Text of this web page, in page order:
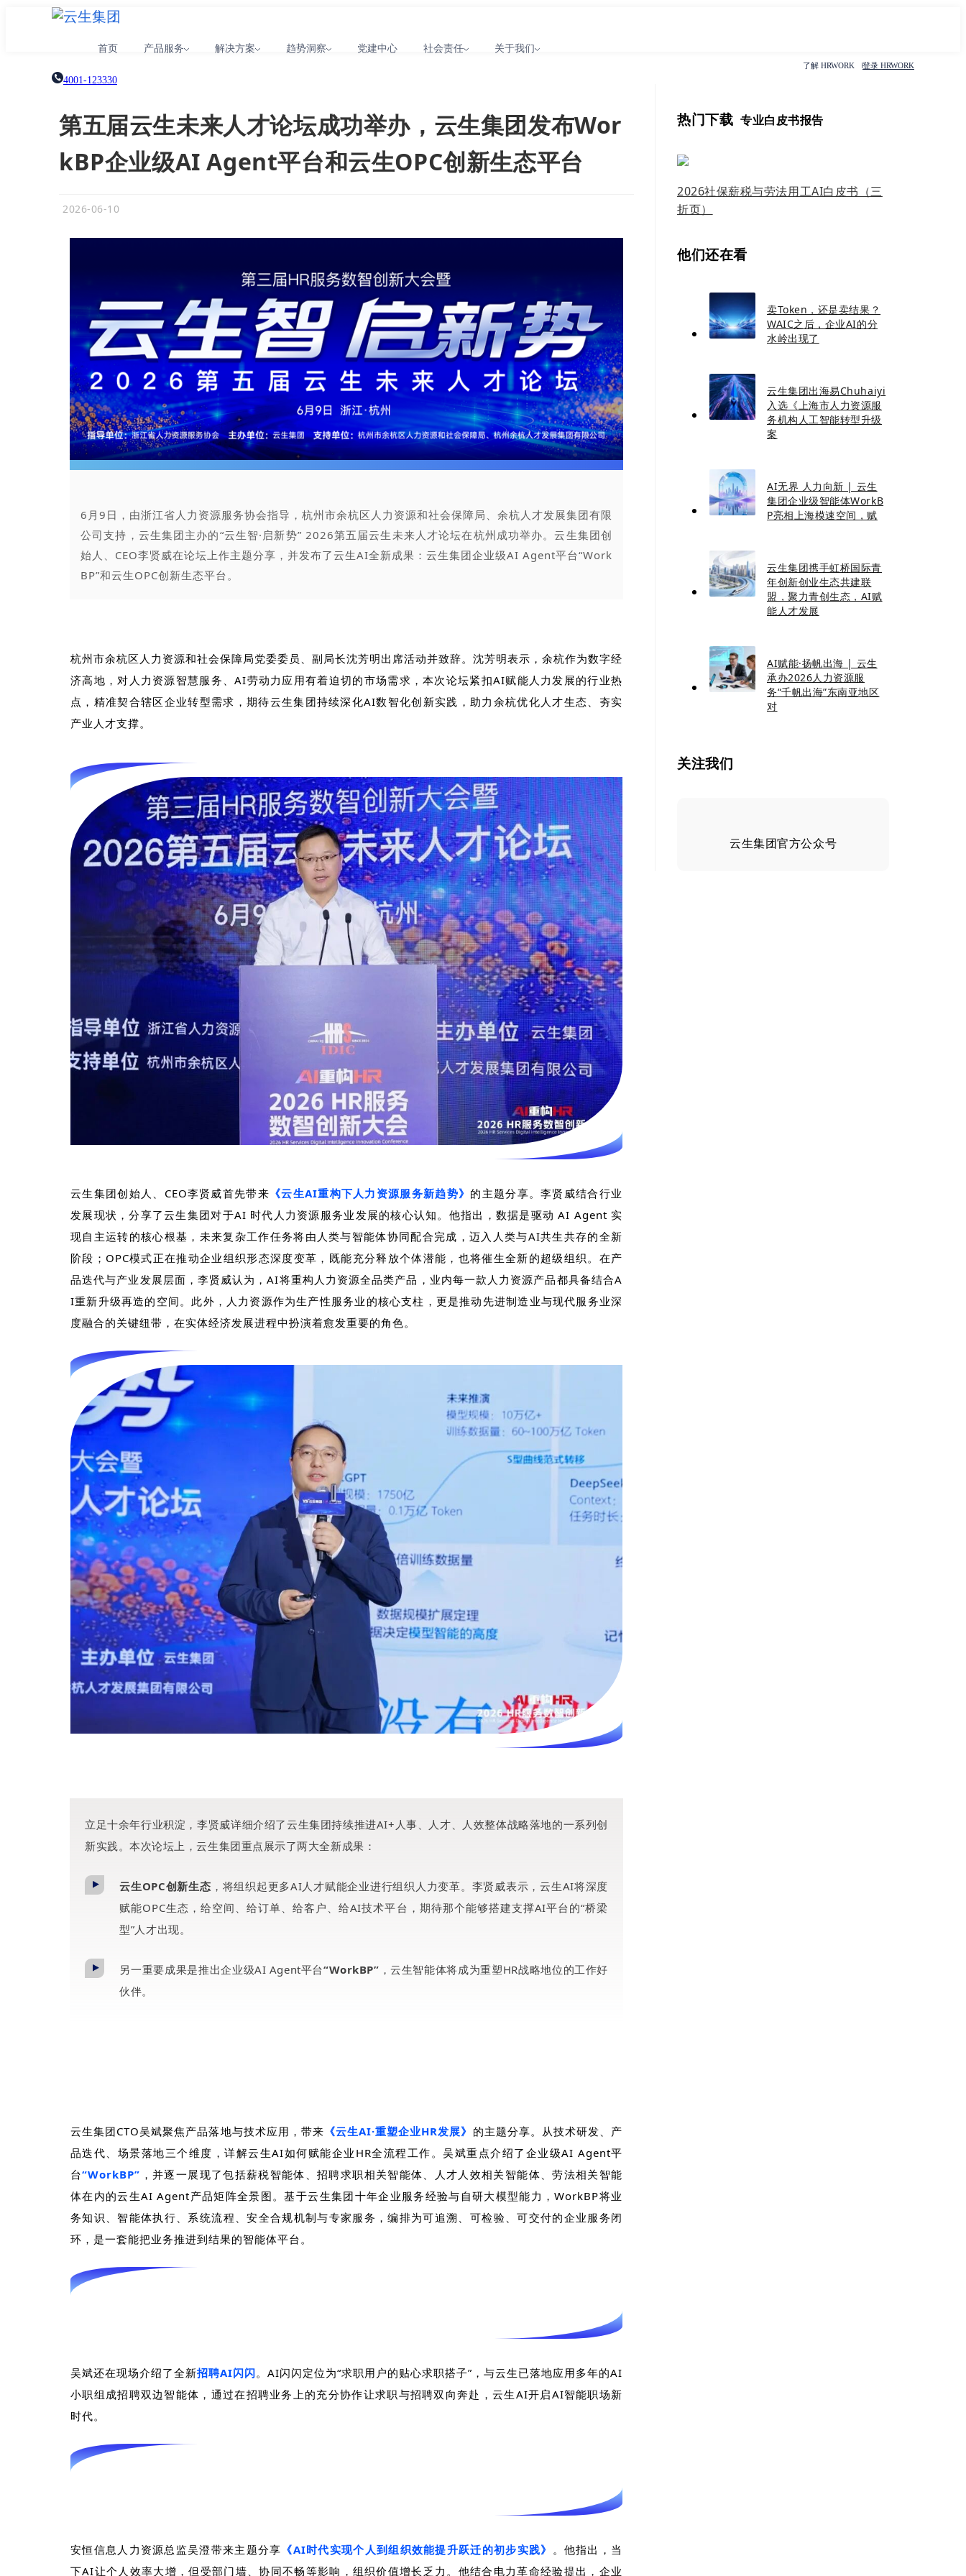
首页 产品服务 解决方案 趋势洞察 党建中心 社会责任 关于我们
了解 HRWORK 登录 HRWORK
4001-123330
第五届云生未来人才论坛成功举办，云生集团发布Wor
kBP企业级AI Agent平台和云生OPC创新生态平台
2026-06-10
6月9日，由浙江省人力资源服务协会指导，杭州市余杭区人力资源和社会保障局、余杭人才发展集团有限
公司支持，云生集团主办的“云生智·启新势” 2026第五届云生未来人才论坛在杭州成功举办。云生集团创
始人、CEO李贤威在论坛上作主题分享，并发布了云生AI全新成果：云生集团企业级AI Agent平台“Work
BP”和云生OPC创新生态平台。
杭州市余杭区人力资源和社会保障局党委委员、副局长沈芳明出席活动并致辞。沈芳明表示，余杭作为数字经
济高地，对人力资源智慧服务、AI劳动力应用有着迫切的市场需求，本次论坛紧扣AI赋能人力发展的行业热
点，精准契合辖区企业转型需求，期待云生集团持续深化AI数智化创新实践，助力余杭优化人才生态、夯实
产业人才支撑。
云生集团创始人、 CEO李贤威首先带来 《云生AI重构下人力资源服务新趋势》 的主题分享。李贤威结合行业
发展现状，分享了云生集团对于AI 时代人力资源服务业发展的核心认知。他指出，数据是驱动 AI Agent实
现自主运转的核心根基，未来复杂工作任务将由人类与智能体协同配合完成，迈入人类与AI共生共存的全新
阶段； OPC模式正在推动企业组织形态深度变革，既能充分释放个体潜能，也将催生全新的超级组织。在产
品迭代与产业发展层面，李贤威认为，AI将重构人力资源全品类产品，业内每一款人力资源产品都具备结合A
I重新升级再造的空间。此外，人力资源作为生产性服务业的核心支柱，更是推动先进制造业与现代服务业深
度融合的关键纽带，在实体经济发展进程中扮演着愈发重要的角色。
立足十余年行业积淀，李贤威详细介绍了云生集团持续推进AI+人事、人才、人效整体战略落地的一系列创
新实践。本次论坛上，云生集团重点展示了两大全新成果：
云生OPC创新生态 ，将组织起更多AI人才赋能企业进行组织人力变革。李贤威表示，云生AI将深度
赋能OPC生态，给空间、给订单、给客户、给AI技术平台，期待那个能够搭建支撑AI平台的“桥梁
型”人才出现。
另一重要成果是推出企业级AI Agent平台“WorkBP” ，云生智能体将成为重塑HR战略地位的工作好
伙伴。
云生集团CTO吴斌聚焦产品落地与技术应用，带来 《云生AI·重塑企业HR发展》 的主题分享。从技术研发、产
品迭代、场景落地三个维度，详解云生AI如何赋能企业 HR全流程工作。吴斌重点介绍了企业级AI Agent平
台“WorkBP” ，并逐一展现了包括薪税智能体、招聘求职相关智能体、人才人效相关智能体、劳法相关智能
体在内的云生AI Agent产品矩阵全景图。基于云生集团十年企业服务经验与自研大模型能力，WorkBP将业
务知识、智能体执行、系统流程、安全合规机制与专家服务，编排为可追溯、可检验、可交付的企业服务闭
环，是一套能把业务推进到结果的智能体平台。
吴斌还在现场介绍了全新招聘AI闪闪。 AI闪闪定位为“求职用户的贴心求职搭子”，与云生已落地应用多年的AI
小职组成招聘双边智能体，通过在招聘业务上的充分协作让求职与招聘双向奔赴，云生AI开启AI智能职场新
时代。
安恒信息人力资源总监吴澄带来主题分享 《AI时代实现个人到组织效能提升跃迁的初步实践》 。他指出，当
下AI让个人效率大增，但受部门墙、协同不畅等影响，组织价值增长乏力。他结合电力革命经验提出，企业
热门下载 专业白皮书报告
2026社保薪税与劳法用工AI白皮书（三
折页）
他们还在看
卖Token，还是卖结果？
WAIC之后，企业AI的分
水岭出现了
云生集团出海易Chuhaiyi
入选《上海市人力资源服
务机构人工智能转型升级
案
AI无界 人力向新 | 云生
集团企业级智能体WorkB
P亮相上海模速空间，赋
云生集团携手虹桥国际青
年创新创业生态共建联
盟，聚力青创生态，AI赋
能人才发展
AI赋能·扬帆出海 | 云生
承办2026人力资源服
务“千帆出海”东南亚地区
对
关注我们
云生集团官方公众号